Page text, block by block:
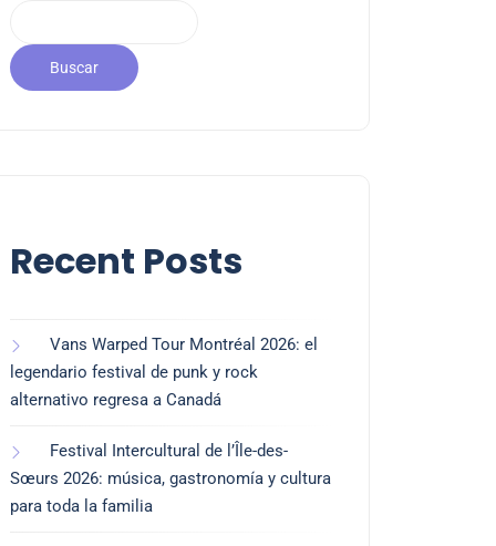
Buscar
Recent Posts
Vans Warped Tour Montréal 2026: el
legendario festival de punk y rock
alternativo regresa a Canadá
Festival Intercultural de l’Île-des-
Sœurs 2026: música, gastronomía y cultura
para toda la familia